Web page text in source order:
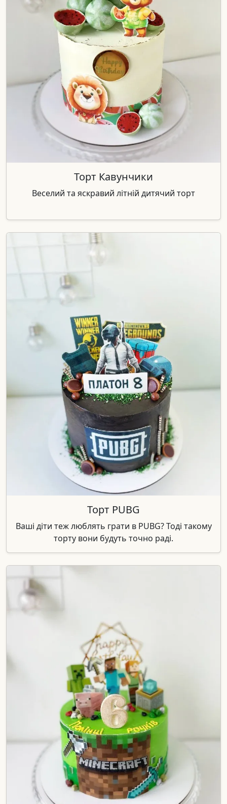
Торт Кавунчики
Веселий та яскравий літній дитячий торт
Торт PUBG
Ваші діти теж люблять грати в PUBG? Тоді такому
торту вони будуть точно раді.